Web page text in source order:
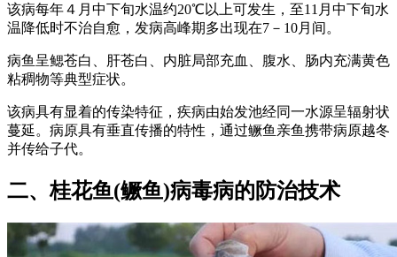
该病每年４月中下旬水温约20℃以上可发生，至11月中下旬水
温降低时不治自愈，发病高峰期多出现在7－10月间。
病鱼呈鳃苍白、肝苍白、内脏局部充血、腹水、肠内充满黄色
粘稠物等典型症状。
该病具有显着的传染特征，疾病由始发池经同一水源呈辐射状
蔓延。病原具有垂直传播的特性，通过鳜鱼亲鱼携带病原越冬
并传给子代。
二、桂花鱼(鳜鱼)病毒病的防治技术